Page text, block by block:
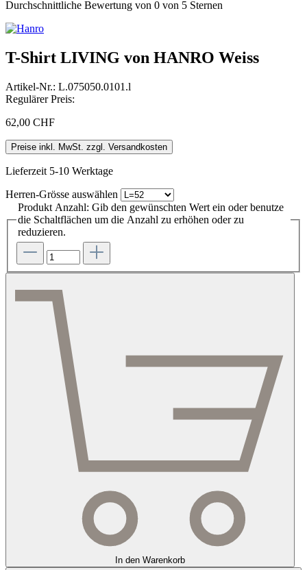
Durchschnittliche Bewertung von 0 von 5 Sternen
T-Shirt LIVING von HANRO Weiss
Artikel-Nr.: L.075050.0101.l
Regulärer Preis:
62,00 CHF
Preise inkl. MwSt. zzgl. Versandkosten
Lieferzeit 5-10 Werktage
Herren-Grösse auswählen
Produkt Anzahl: Gib den gewünschten Wert ein oder benutze
die Schaltflächen um die Anzahl zu erhöhen oder zu
reduzieren.
In den Warenkorb